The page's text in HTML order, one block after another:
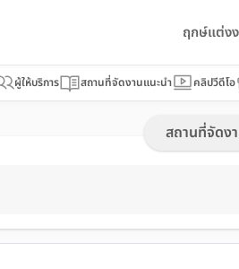
ฤกษ์แต่ง
ผู้ให้บริการ สถานที่จัดงานแนะนำ คลิปวีดีโอ
สถานที่จัดง